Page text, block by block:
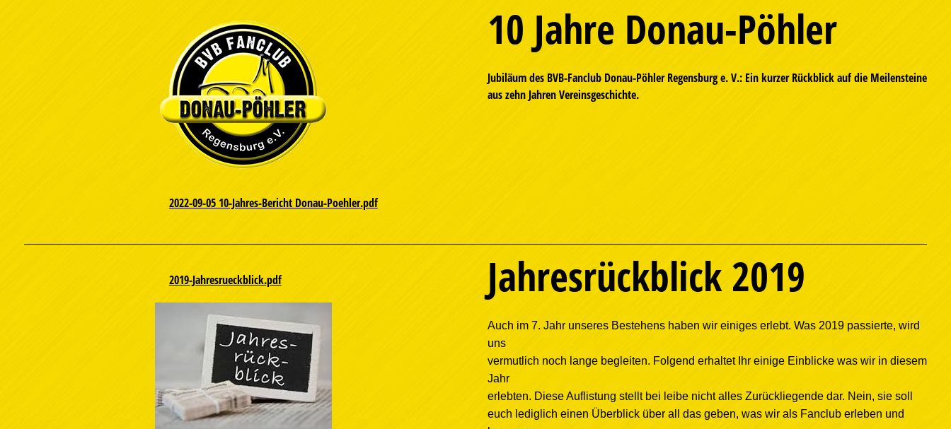
2022-09-05 10-Jahres-Bericht Donau-Poehler.pdf
10 Jahre Donau-Pöhler
Jubiläum des BVB-Fanclub Donau-Pöhler Regensburg e. V.: Ein kurzer Rückblick auf die Meilensteine
aus zehn Jahren Vereinsgeschichte.
2019-Jahresrueckblick.pdf Jahresrückblick 2019
Auch im 7. Jahr unseres Bestehens haben wir einiges erlebt. Was 2019 passierte, wird
uns
vermutlich noch lange begleiten. Folgend erhaltet Ihr einige Einblicke was wir in diesem
Jahr
erlebten. Diese Auflistung stellt bei leibe nicht alles Zurückliegende dar. Nein, sie soll
euch lediglich einen Überblick über all das geben, was wir als Fanclub erleben und